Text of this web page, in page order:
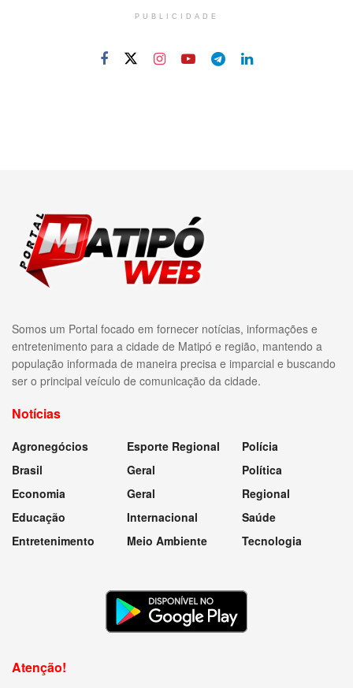
PUBLICIDADE
Somos um Portal focado em fornecer notícias, informações e
entretenimento para a cidade de Matipó e região, mantendo a
população informada de maneira precisa e imparcial e buscando
ser o principal veículo de comunicação da cidade.
Notícias
Agronegócios
Brasil
Economia
Educação
Entretenimento
Esporte Regional
Geral
Geral
Internacional
Meio Ambiente
Polícia
Política
Regional
Saúde
Tecnologia
Atenção!